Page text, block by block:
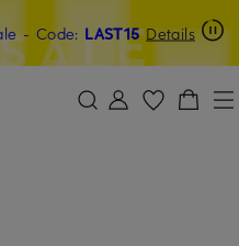
ZUM SUCHFELD ÜBERSPRINGEN
- Code: LAST15 Details
Beyond sichern